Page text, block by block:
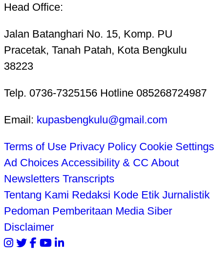
Head Office:
Jalan Batanghari No. 15, Komp. PU
Pracetak, Tanah Patah, Kota Bengkulu
38223
Telp. 0736-7325156 Hotline 085268724987
Email: kupasbengkulu@gmail.com
Terms of Use Privacy Policy Cookie Settings
Ad Choices Accessibility & CC About
Newsletters Transcripts
Tentang Kami Redaksi Kode Etik Jurnalistik
Pedoman Pemberitaan Media Siber
Disclaimer